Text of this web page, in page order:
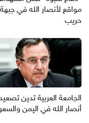
مواقع لأنصار الله في جبهة
حريب
الجامعة العربية تدين
أنصار الله في اليمن